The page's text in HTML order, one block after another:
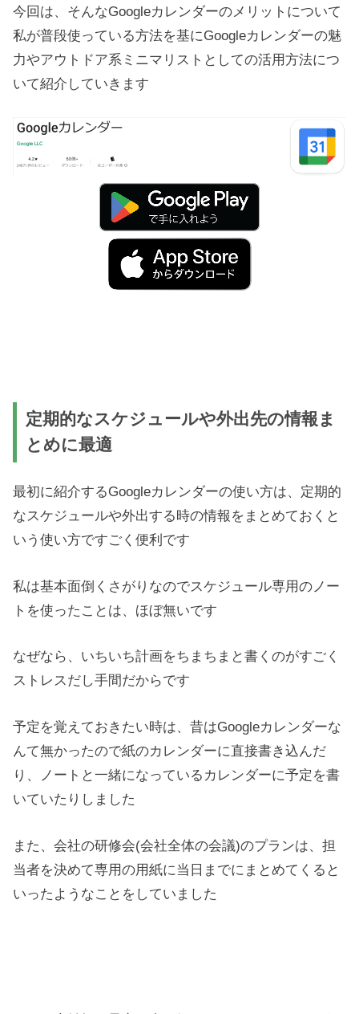
今回は、そんなGoogleカレンダーのメリットについて
私が普段使っている方法を基にGoogleカレンダーの魅
力やアウトドア系ミニマリストとしての活用方法につ
いて紹介していきます
定期的なスケジュールや外出先の情報ま
とめに最適
最初に紹介するGoogleカレンダーの使い方は、定期的
なスケジュールや外出する時の情報をまとめておくと
いう使い方ですごく便利です
私は基本面倒くさがりなのでスケジュール専用のノー
トを使ったことは、ほぼ無いです
なぜなら、いちいち計画をちまちまと書くのがすごく
ストレスだし手間だからです
予定を覚えておきたい時は、昔はGoogleカレンダーな
んて無かったので紙のカレンダーに直接書き込んだ
り、ノートと一緒になっているカレンダーに予定を書
いていたりしました
また、会社の研修会(会社全体の会議)のプランは、担
当者を決めて専用の用紙に当日までにまとめてくると
いったようなことをしていました